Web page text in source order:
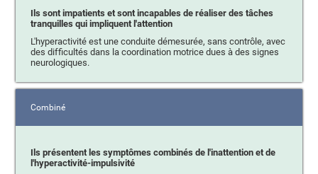
Ils sont impatients et sont incapables de réaliser des tâches
tranquilles qui impliquent l'attention
L'hyperactivité est une conduite démesurée, sans contrôle, avec
des difficultés dans la coordination motrice dues à des signes
neurologiques.
Combiné
Ils présentent les symptômes combinés de l'inattention et de
l'hyperactivité-impulsivité